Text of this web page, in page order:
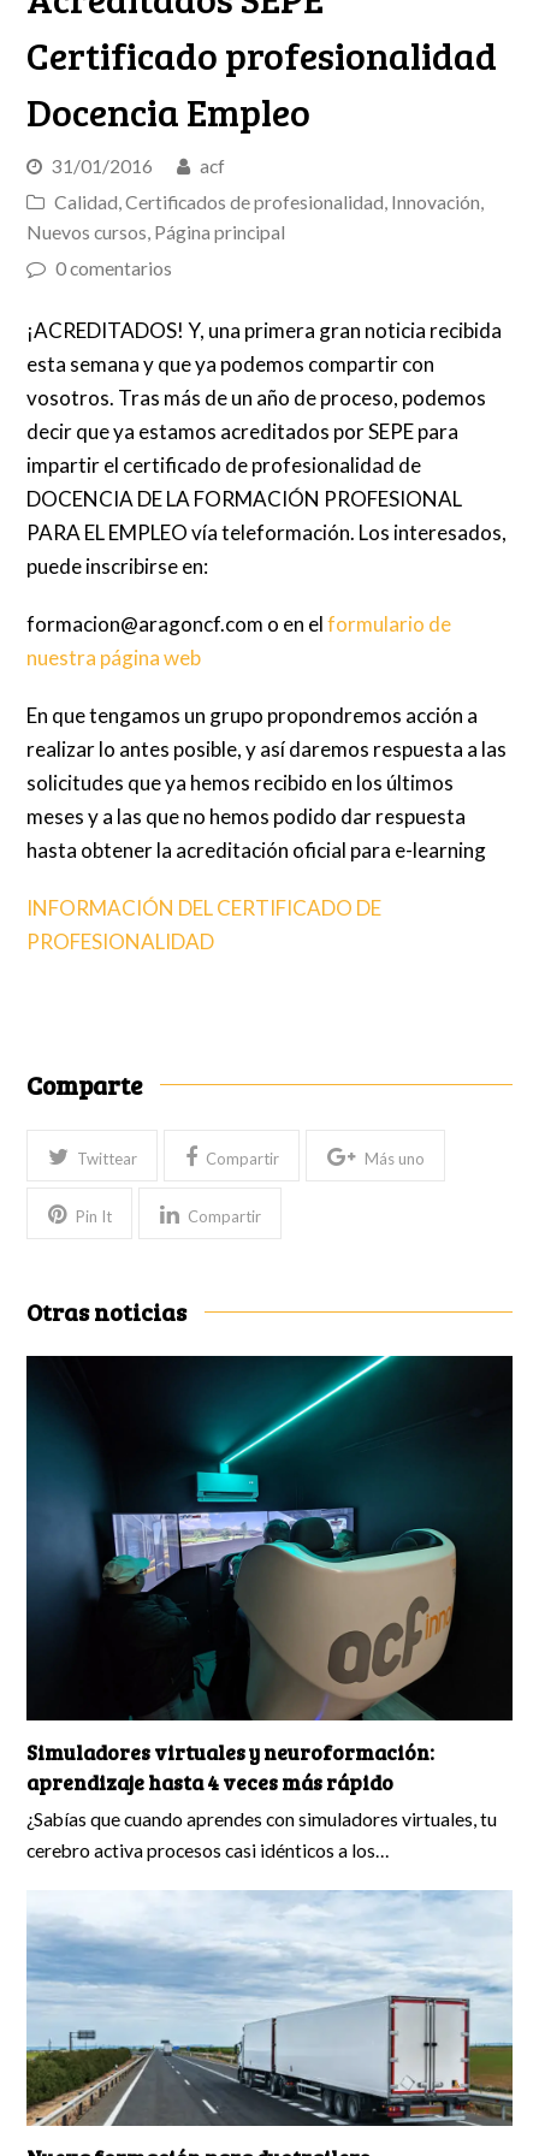
Certificado profesionalidad
Docencia Empleo
31/01/2016
acf
Calidad,Certificados de profesionalidad, Innovación,
Nuevos cursos, Página principal
0 comentarios
¡ACREDITADOS! Y, una primera gran noticia recibida
esta semana y que ya podemos compartir con
vosotros. Tras más de un año de proceso, podemos
decir que ya estamos acreditados por SEPE para
impartir el certificado de profesionalidad de
DOCENCIA DE LA FORMACIÓN PROFESIONAL
PARA EL EMPLEO vía teleformación. Los interesados,
puede inscribirse en:
formacion@aragoncf.com o en elformulario de
nuestra página web
En que tengamos un grupo propondremos acción a
realizar lo antes posible, y así daremos respuesta a las
solicitudes que ya hemos recibido en los últimos
meses y a las que no hemos podido dar respuesta
hasta obtener la acreditación oficial para e-learning
INFORMACIÓN DEL CERTIFICADO DE
PROFESIONALIDAD
Comparte
Twittear Compartir Más uno
Pin It Compartir
Otras noticias
Simuladores virtuales y neuroformación:
aprendizaje hasta 4 veces más rápido
¿Sabías que cuando aprendes con simuladores virtuales, tu
cerebro activa procesos casi idénticos a los…